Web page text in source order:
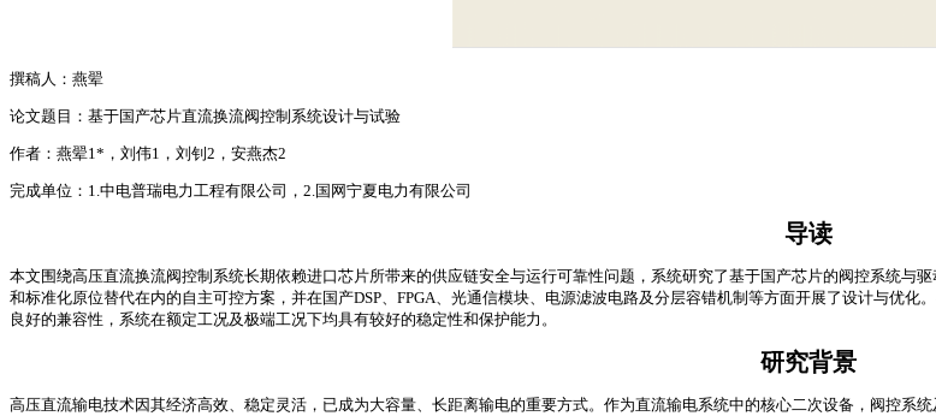
撰稿人：燕翚
论文题目：基于国产芯片直流换流阀控制系统设计与试验
作者：燕翚1*，刘伟1，刘钊2，安燕杰2
完成单位：1.中电普瑞电力工程有限公司，2.国网宁夏电力有限公司
导读
本文围绕高压直流换流阀控制系统长期依赖进口芯片所带来的供应链安全与运行可靠性问题，系统研究了基于国产芯片的阀控系统与
和标准化原位替代在内的自主可控方案，并在国产DSP、FPGA、光通信模块、电源滤波电路及分层容错机制等方面开展了设计与优
良好的兼容性，系统在额定工况及极端工况下均具有较好的稳定性和保护能力。
研究背景
高压直流输电技术因其经济高效、稳定灵活，已成为大容量、长距离输电的重要方式。作为直流输电系统中的核心二次设备，阀控系